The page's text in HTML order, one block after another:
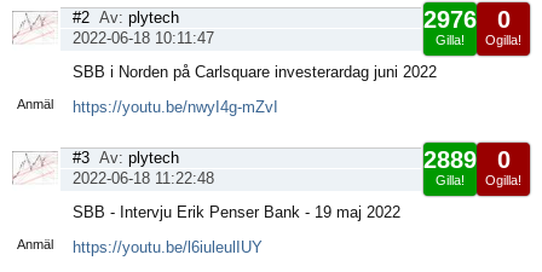
Anmäl
0
Ogilla!
2976
Gilla!
#2 Av: plytech
2022-06-18 10:11:47
SBB i Norden på Carlsquare investerardag juni 2022
https://youtu.be/nwyI4g-mZvI
Anmäl
0
Ogilla!
2889
Gilla!
#3 Av: plytech
2022-06-18 11:22:48
SBB - Intervju Erik Penser Bank - 19 maj 2022
https://youtu.be/l6iuleulIUY